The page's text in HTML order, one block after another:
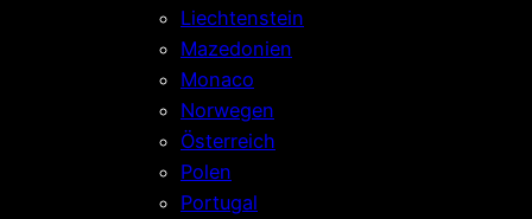
Liechtenstein
Mazedonien
Monaco
Norwegen
Österreich
Polen
Portugal